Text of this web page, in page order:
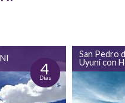
4
Días
San Pedro
Uyuni con